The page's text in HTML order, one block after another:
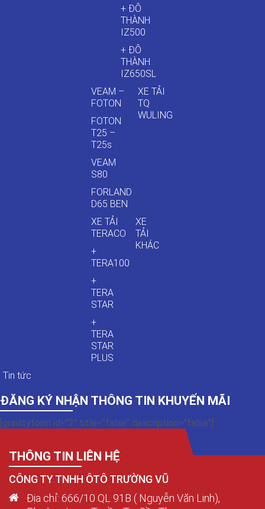
+ ĐÔ
THÀNH
IZ500
+ ĐÔ
THÀNH
IZ650SL
VEAM –
FOTON
FOTON
T25 –
T25s
VEAM
S80
FORLAND
D65 BEN
XE TẢI
TQ
WULING
XE TẢI
TERACO
+
TERA100
+
TERA
STAR
+
TERA
STAR
PLUS
XE
TẢI
KHÁC
Tin tức
ĐĂNG KÝ NHẬN THÔNG TIN KHUYẾN MÃI
[gravityform id="2" title="false" description="false"]
THÔNG TIN LIÊN HỆ
CÔNG TY TNHH ÔTÔ TRƯỜNG VŨ
Địa chỉ: 666/10 QL 91B ( Nguyễn Văn Linh),